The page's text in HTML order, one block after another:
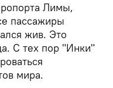
Лимы,
пассажиры
жив. Это
С тех пор "Инки"
мира.